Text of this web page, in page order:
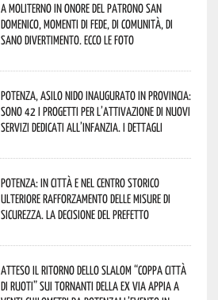
A Moliterno in onore del Patrono San
Domenico, momenti di fede, di comunità, di
sano divertimento. Ecco le foto
Potenza, asilo nido inaugurato in provincia:
sono 42 i progetti per l’attivazione di nuovi
servizi dedicati all’infanzia. I dettagli
Potenza: in città e nel centro storico
ulteriore rafforzamento delle misure di
sicurezza. La decisione del Prefetto
Atteso il ritorno dello slalom “Coppa Città
di Ruoti” sui tornanti della ex via Appia a